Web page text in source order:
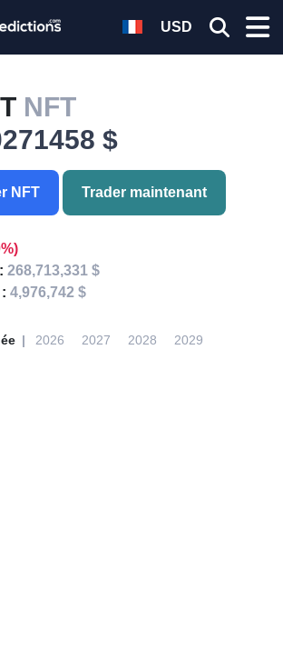
USD
NFT
$
NFT Trader maintenant
268,713,331 $
4,976,742 $
2026 2027 2028
2029